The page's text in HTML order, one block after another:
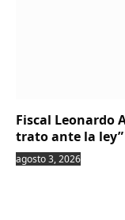
Fiscal Leonardo
trato ante la ley”
agosto 3, 2026